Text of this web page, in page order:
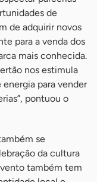
de
de adquirir novos
para a venda dos
mais conhecida.
nos estimula
para vender
pontuou o
se
da cultura
também tem